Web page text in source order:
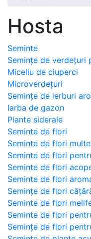
Hosta
Seminte
Semințe de verdețuri
Miceliu de ciuperci
Microverdețuri
Semințe de ierburi
Iarba de gazon
Plante siderale
Seminte de flori
Seminte de flori
Seminte de flori
Seminte de flori
Seminte de flori
Semințe de flori
Seminte de flori
Seminte de flori
Semințe de flori